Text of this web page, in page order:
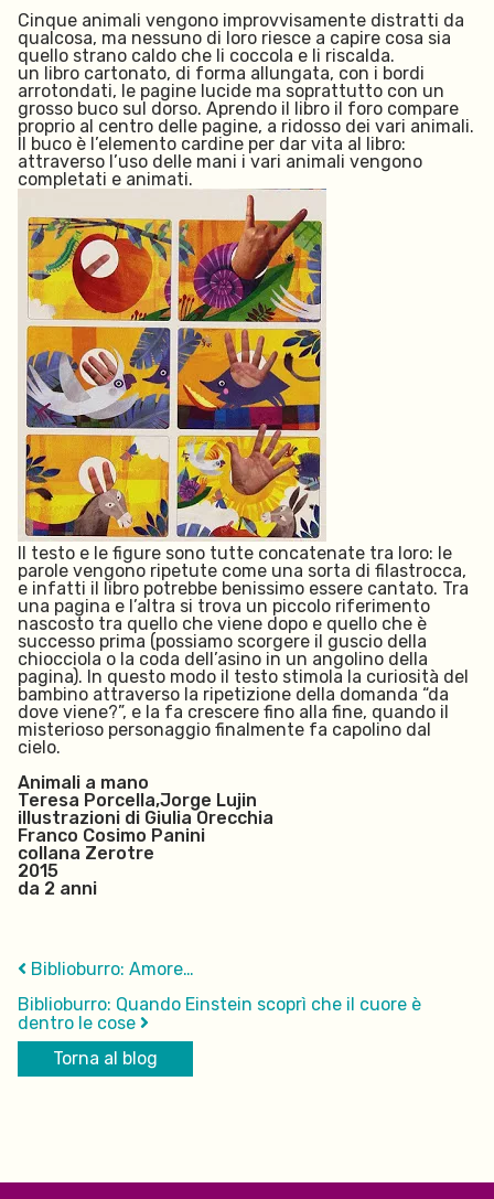
Cinque animali vengono improvvisamente distratti da
qualcosa, ma nessuno di loro riesce a capire cosa sia
quello strano caldo che li coccola e li riscalda.
un libro cartonato, di forma allungata, con i bordi
arrotondati, le pagine lucide ma soprattutto con un
grosso buco sul dorso. Aprendo il libro il foro compare
proprio al centro delle pagine, a ridosso dei vari animali.
Il buco è l’elemento cardine per dar vita al libro:
attraverso l’uso delle mani i vari animali vengono
completati e animati.
Il testo e le figure sono tutte concatenate tra loro: le
parole vengono ripetute come una sorta di filastrocca,
e infatti il libro potrebbe benissimo essere cantato. Tra
una pagina e l’altra si trova un piccolo riferimento
nascosto tra quello che viene dopo e quello che è
successo prima (possiamo scorgere il guscio della
chiocciola o la coda dell’asino in un angolino della
pagina). In questo modo il testo stimola la curiosità del
bambino attraverso la ripetizione della domanda “da
dove viene?”, e la fa crescere fino alla fine, quando il
misterioso personaggio finalmente fa capolino dal
cielo.
Animali a mano
Teresa Porcella,Jorge Lujin
illustrazioni di Giulia Orecchia
Franco Cosimo Panini
collana Zerotre
2015
da 2 anni
Biblioburro: Amore…
Torna al blog
Biblioburro: Quando Einstein scoprì che il cuore è
dentro le cose